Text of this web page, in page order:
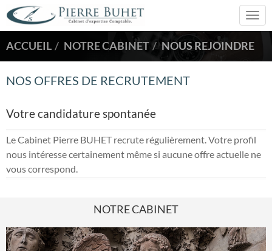
ACCUEIL NOTRE CABINET NOUS REJOINDRE
NOS OFFRES DE RECRUTEMENT
Votre candidature spontanée
Le Cabinet Pierre BUHET recrute régulièrement. Votre profil
nous intéresse certainement même si aucune offre actuelle ne
vous correspond.
NOTRE CABINET